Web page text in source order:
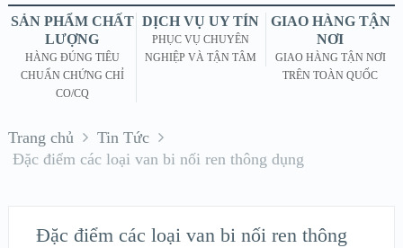
SẢN PHẨM CHẤT
LƯỢNG
HÀNG ĐÚNG TIÊU
CHUẨN CHỨNG CHỈ
CO/CQ
DỊCH VỤ UY TÍN
PHỤC VỤ CHUYÊN
NGHIỆP VÀ TẬN TÂM
GIAO HÀNG TẬN
NƠI
GIAO HÀNG TẬN NƠI
TRÊN TOÀN QUỐC
Trang chủ
Tin Tức
Đặc điểm các loại van bi nối ren thông dụng
Đặc điểm các loại van bi nối ren thông